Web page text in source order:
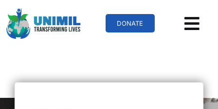
content
DONATE